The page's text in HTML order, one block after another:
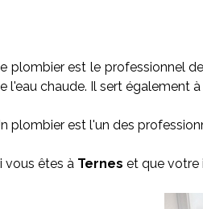
plombier est le professionnel
l'eau chaude. Il sert également
plombier est l'un des
vous êtes à Ternes et que votre